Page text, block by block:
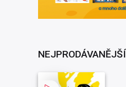
NEJPRODÁVANĚJŠÍ